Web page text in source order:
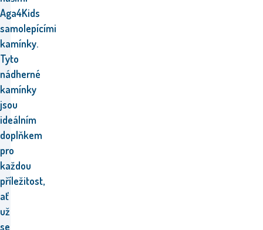
Aga4Kids
samolepícími
kamínky.
Tyto
nádherné
kamínky
jsou
ideálním
doplňkem
pro
každou
příležitost,
ať
už
se